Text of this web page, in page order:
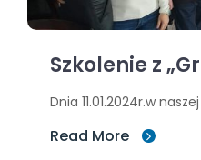
Szkolenie z
Dnia 11.01.2024r.w
Read More